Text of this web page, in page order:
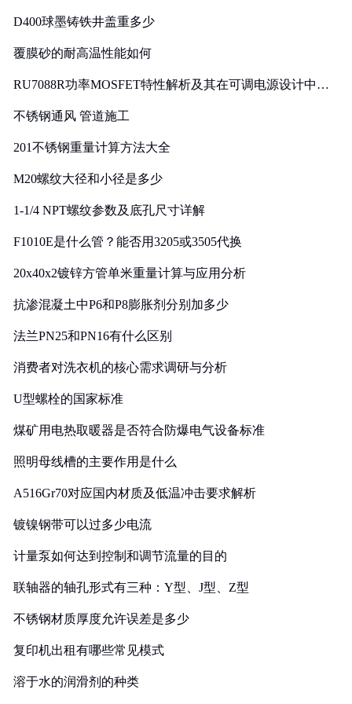
D400球墨铸铁井盖重多少
覆膜砂的耐高温性能如何
RU7088R功率MOSFET特性解析及其在可调电源设计中的
不锈钢通风 管道施工
201不锈钢重量计算方法大全
M20螺纹大径和小径是多少
1-1/4 NPT螺纹参数及底孔尺寸详解
F1010E是什么管？能否用3205或3505代换
20x40x2镀锌方管单米重量计算与应用分析
抗渗混凝土中P6和P8膨胀剂分别加多少
法兰PN25和PN16有什么区别
消费者对洗衣机的核心需求调研与分析
U型螺栓的国家标准
煤矿用电热取暖器是否符合防爆电气设备标准
照明母线槽的主要作用是什么
A516Gr70对应国内材质及低温冲击要求解析
镀镍钢带可以过多少电流
计量泵如何达到控制和调节流量的目的
联轴器的轴孔形式有三种：Y型、J型、Z型
不锈钢材质厚度允许误差是多少
复印机出租有哪些常见模式
溶于水的润滑剂的种类